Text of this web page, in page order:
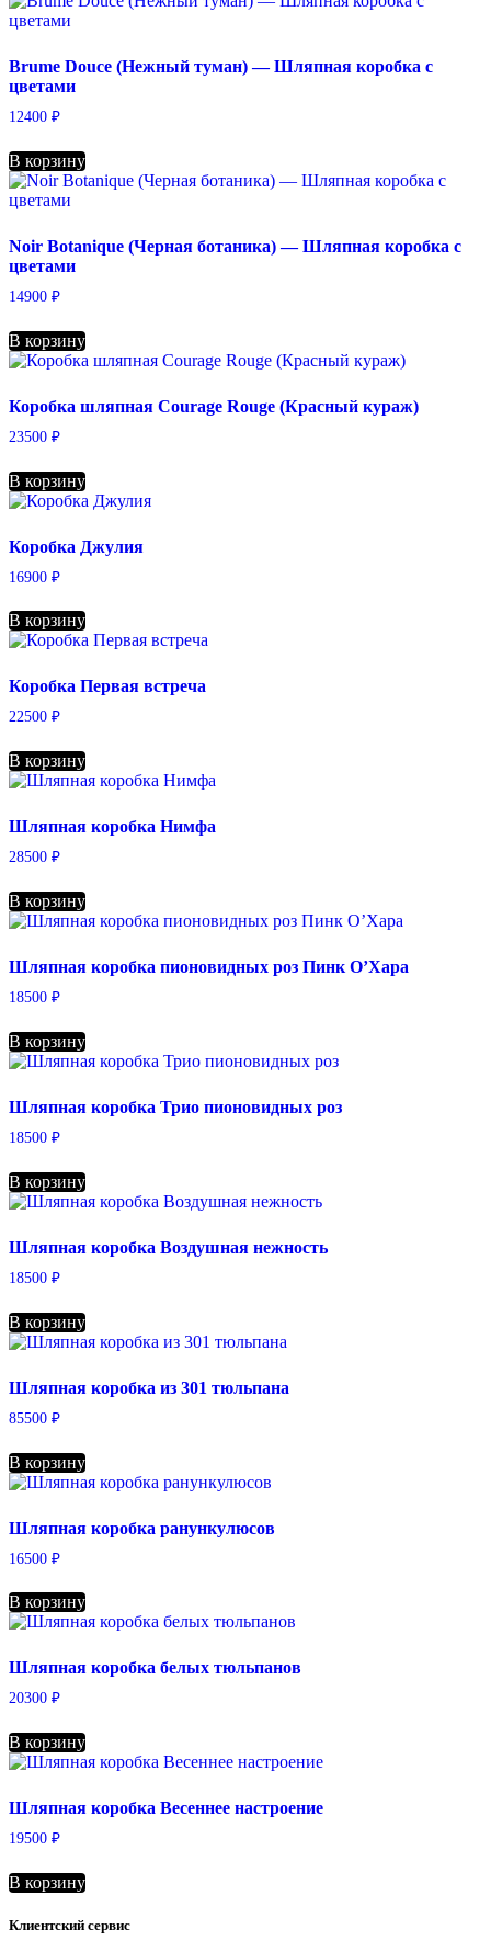
Brume Douce (Нежный туман) — Шляпная коробка с
цветами
12400 ₽
В корзину
Noir Botanique (Черная ботаника) — Шляпная коробка с
цветами
14900 ₽
В корзину
Коробка шляпная Courage Rouge (Красный кураж)
23500 ₽
В корзину
Коробка Джулия
16900 ₽
В корзину
Коробка Первая встреча
22500 ₽
В корзину
Шляпная коробка Нимфа
28500 ₽
В корзину
Шляпная коробка пионовидных роз Пинк О’Хара
18500 ₽
В корзину
Шляпная коробка Трио пионовидных роз
18500 ₽
В корзину
Шляпная коробка Воздушная нежность
18500 ₽
В корзину
Шляпная коробка из 301 тюльпана
85500 ₽
В корзину
Шляпная коробка ранункулюсов
16500 ₽
В корзину
Шляпная коробка белых тюльпанов
20300 ₽
В корзину
Шляпная коробка Весеннее настроение
19500 ₽
В корзину
Клиентский сервис